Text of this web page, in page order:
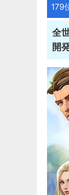
179
全
開